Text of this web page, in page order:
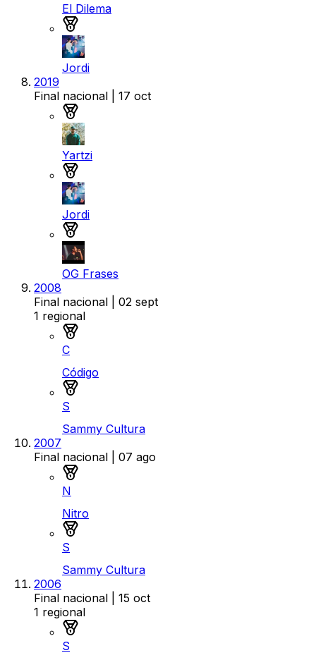
El Dilema
Jordi
2019
Final nacional | 17 oct
Yartzi
Jordi
OG Frases
2008
Final nacional | 02 sept
1 regional
C
Código
S
Sammy Cultura
2007
Final nacional | 07 ago
N
Nitro
S
Sammy Cultura
2006
Final nacional | 15 oct
1 regional
S